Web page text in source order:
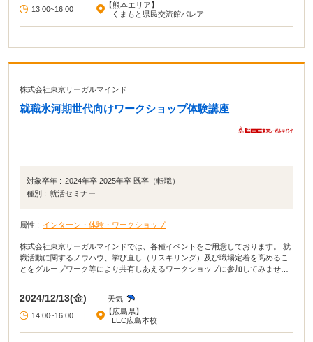
13:00~16:00
|
【熊本エリア】
くまもと県民交流館パレア
株式会社東京リーガルマインド
就職氷河期世代向けワークショップ体験講座
対象卒年 : 2024年卒 2025年卒 既卒（転職）
種別 : 就活セミナー
属性 : インターン・体験・ワークショップ
株式会社東京リーガルマインドでは、各種イベントをご用意しております。 就
職活動に関するノウハウ、学び直し（リスキリング）及び職場定着を高めるこ
とをグループワーク等により共有しあえるワークショップに参加してみません
2024/12/13(金)
天気
14:00~16:00
|
【広島県】
LEC広島本校